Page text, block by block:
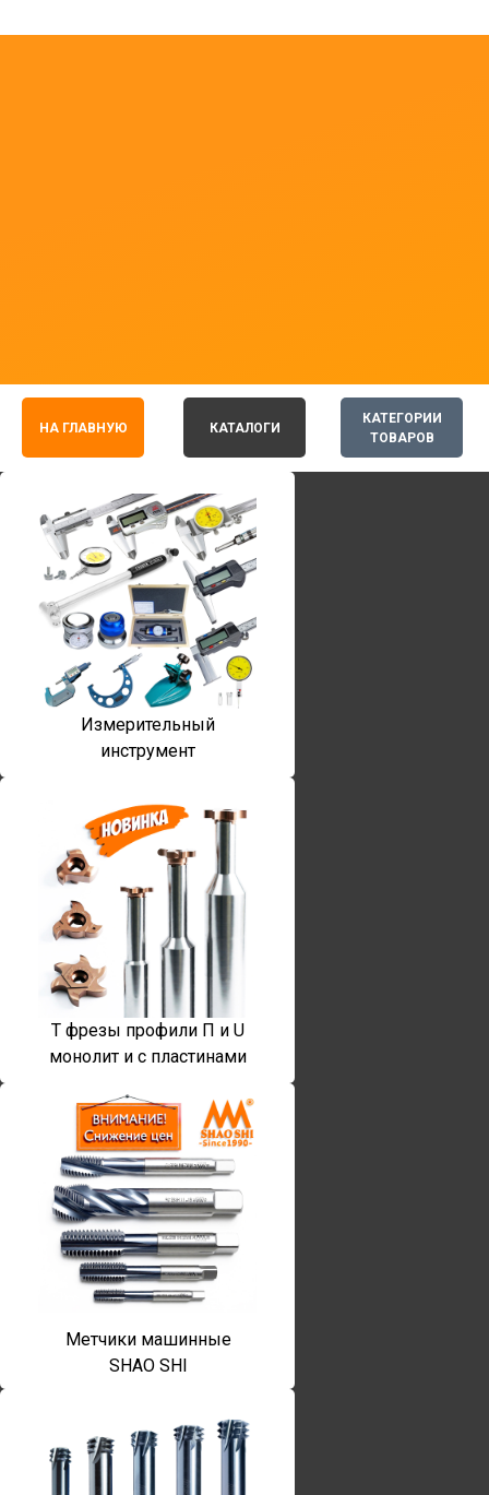
КАТЕГОРИИ
ТОВАРОВ
НА ГЛАВНУЮ КАТАЛОГИ
Измерительный
инструмент
T фрезы профили П и U
монолит и с пластинами
Метчики машинные
SHAO SHI